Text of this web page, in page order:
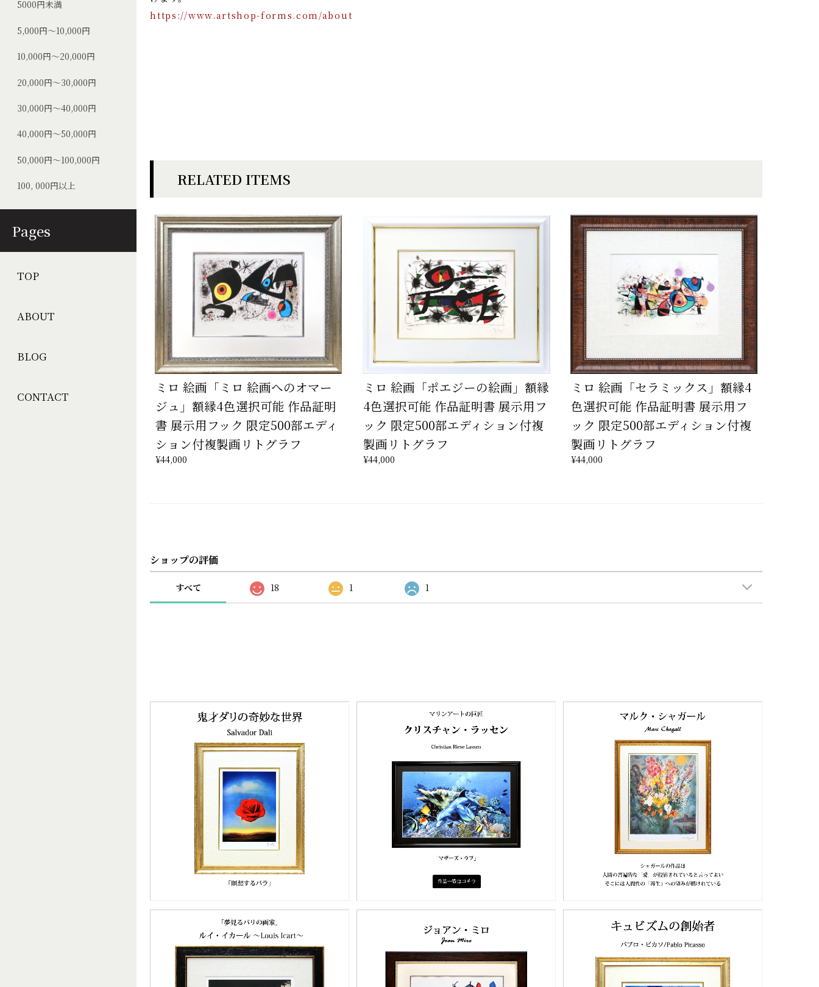
Pages
TOP
ABOUT
BLOG
CONTACT
5000円未満
5,000円～10,000円
10,000円～20,000円
20,000円～30,000円
30,000円～40,000円
40,000円～50,000円
50,000円～100,000円
100, 000円以上
https://www.artshop-forms.com/about
RELATED ITEMS
ミロ 絵画「ミロ 絵画へのオマー
ジュ」額縁4色選択可能 作品証明
書 展示用フック 限定500部エディ
ション付複製画リトグラフ
¥44,000
ミロ 絵画「ポエジーの絵画」額縁
4色選択可能 作品証明書 展示用フ
ック 限定500部エディション付複
製画リトグラフ
¥44,000
ミロ 絵画「セラミックス」額縁4
色選択可能 作品証明書 展示用フ
ック 限定500部エディション付複
製画リトグラフ
¥44,000
ショップの評価
すべて 18 1 1